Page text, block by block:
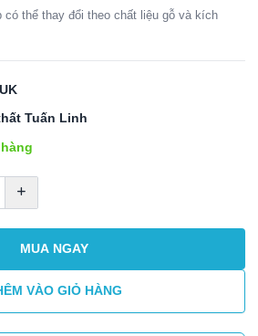
có thể thay đổi theo chất liệu gỗ và kích
Tuấn Linh
MUA NGAY
VÀO GIỎ HÀNG